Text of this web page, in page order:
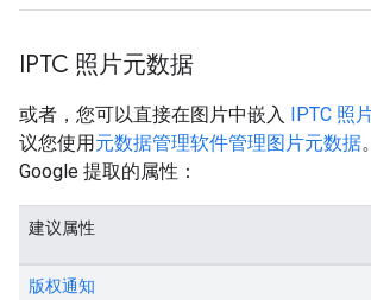
IPTC 照片元数据
或者，您可以直接在图片中嵌入 IPTC 照
议您使用元数据管理软件管理图片元数据
Google 提取的属性：
建议属性
版权通知